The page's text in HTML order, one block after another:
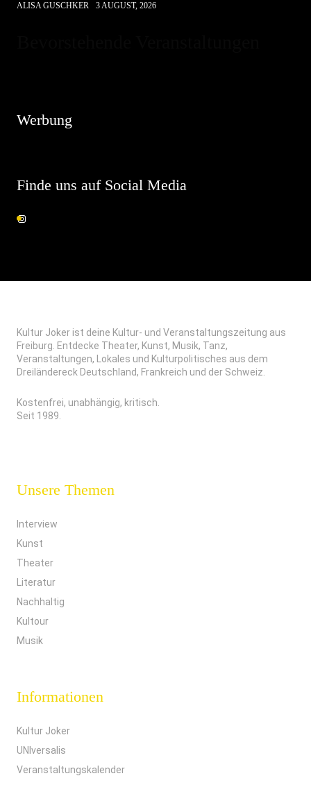
ALISA GUSCHKER 3 AUGUST, 2026
Werbung
Finde uns auf Social Media
Kultur Joker ist deine Kultur- und Veranstaltungszeitung aus
Freiburg. Entdecke Theater, Kunst, Musik, Tanz,
Veranstaltungen, Lokales und Kulturpolitisches aus dem
Dreiländereck Deutschland, Frankreich und der Schweiz.
Kostenfrei, unabhängig, kritisch.
Seit 1989.
Unsere Themen
Interview
Kunst
Theater
Literatur
Nachhaltig
Kultour
Musik
Informationen
Kultur Joker
UNIversalis
Veranstaltungskalender